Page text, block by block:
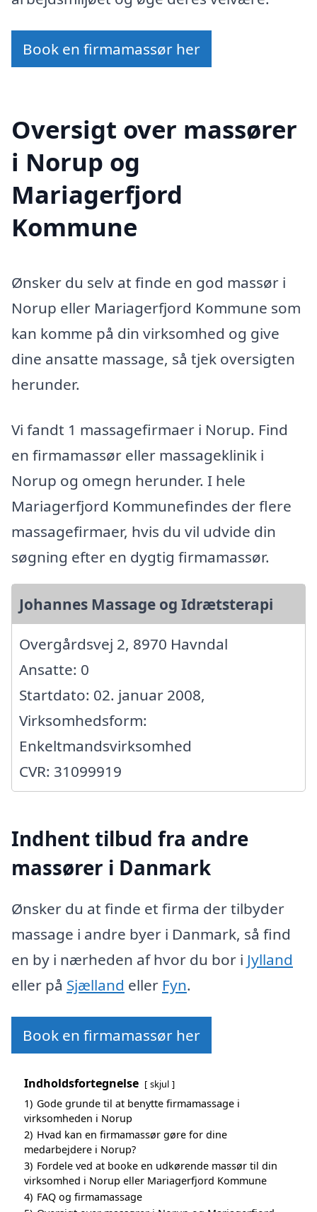
Book en firmamassør her
Oversigt over massører
i Norup og
Mariagerfjord
Kommune
Ønsker du selv at finde en god massør i
Norup eller Mariagerfjord Kommune som
kan komme på din virksomhed og give
dine ansatte massage, så tjek oversigten
herunder.
Vi fandt 1 massagefirmaer i Norup. Find
en firmamassør eller massageklinik i
Norup og omegn herunder. I hele
Mariagerfjord Kommunefindes der flere
massagefirmaer, hvis du vil udvide din
søgning efter en dygtig firmamassør.
Johannes Massage og Idrætsterapi
Overgårdsvej 2, 8970 Havndal
Ansatte: 0
Startdato: 02. januar 2008,
Virksomhedsform:
Enkeltmandsvirksomhed
CVR: 31099919
Indhent tilbud fra andre
massører i Danmark
Ønsker du at finde et firma der tilbyder
massage i andre byer i Danmark, så find
en by i nærheden af hvor du bor i Jylland
eller på Sjælland eller Fyn.
Book en firmamassør her
Indholdsfortegnelse skjul
1) Gode grunde til at benytte firmamassage i
virksomheden i Norup
2) Hvad kan en firmamassør gøre for dine
medarbejdere i Norup?
3) Fordele ved at booke en udkørende massør til din
virksomhed i Norup eller Mariagerfjord Kommune
4) FAQ og firmamassage